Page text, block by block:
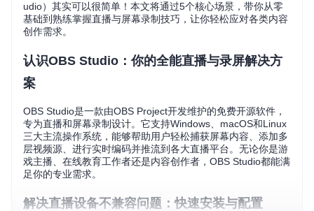
udio）其实可以很简单！本文将通过5个核心场景，带你从零
基础到熟练掌握直播与屏幕录制技巧，让你轻松应对各类内容
创作需求。
认识OBS Studio：你的全能直播与录屏解决方
案
OBS Studio是一款由OBS Project开发维护的免费开源软件，
专为直播和屏幕录制设计。它支持Windows、macOS和Linux
三大主流操作系统，能够帮助用户轻松捕获屏幕内容、添加多
层视频源、进行实时编码并推流到各大直播平台。无论你是游
戏主播、在线教育工作者还是内容创作者，OBS Studio都能满
足你的专业需求。
解决直播设备不兼容问题：快速安装与配置